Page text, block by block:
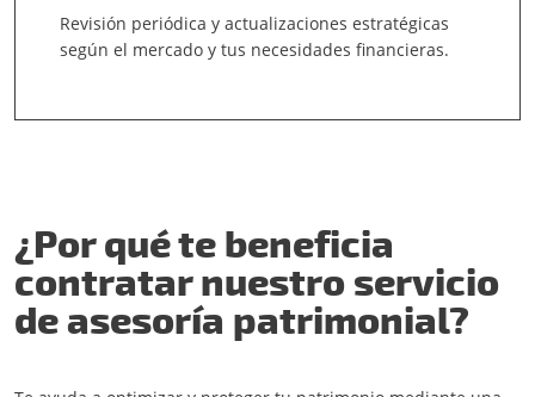
Revisión periódica y actualizaciones estratégicas
según el mercado y tus necesidades financieras.
¿Por qué te beneficia
contratar nuestro servicio
de asesoría patrimonial?